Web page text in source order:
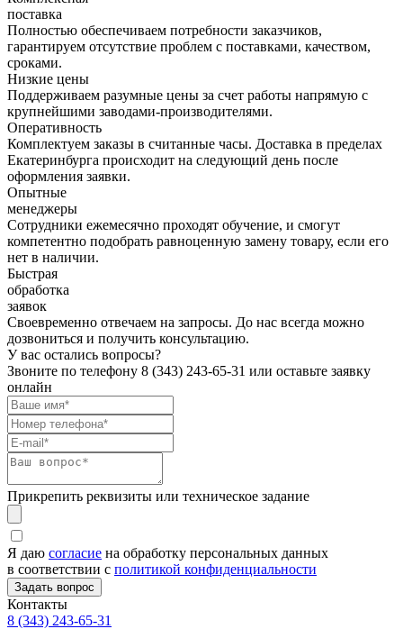
поставка
Полностью обеспечиваем потребности заказчиков,
гарантируем отсутствие проблем с поставками, качеством,
сроками.
Низкие цены
Поддерживаем разумные цены за счет работы напрямую с
крупнейшими заводами-производителями.
Оперативность
Комплектуем заказы в считанные часы. Доставка в пределах
Екатеринбурга происходит на следующий день после
оформления заявки.
Опытные
менеджеры
Сотрудники ежемесячно проходят обучение, и смогут
компетентно подобрать равноценную замену товару, если его
нет в наличии.
Быстрая
обработка
заявок
Своевременно отвечаем на запросы. До нас всегда можно
дозвониться и получить консультацию.
У вас остались вопросы?
Звоните по телефону 8 (343) 243-65-31 или оставьте заявку
онлайн
Прикрепить реквизиты или техническое задание
Я даю согласие на обработку персональных данных
в соответствии с политикой конфиденциальности
Контакты
8 (343) 243-65-31